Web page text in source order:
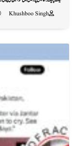
Khushboo Singh